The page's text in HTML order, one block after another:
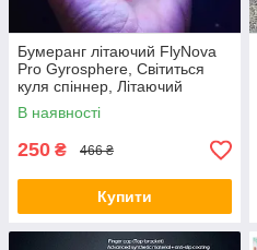
Бумеранг літаючий FlyNova
Pro Gyrosphere, Світиться
куля спіннер, Літаючий
спіннер куля світиться XV-74
В наявності
250 ₴ 466 ₴
Купити